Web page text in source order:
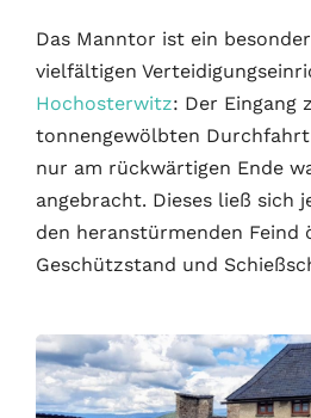
Das Manntor ist ein
vielfältigen
Hochosterwitz: Der Eingang
tonnengewölbten
nur am rückwärtigen Ende
angebracht. Dieses ließ sich
den heranstürmenden Feind
Geschützstand und